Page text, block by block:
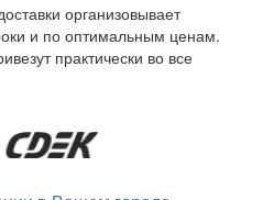
организовывает
и по оптимальным ценам.
практически во все